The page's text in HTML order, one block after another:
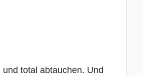
total abtauchen. Und